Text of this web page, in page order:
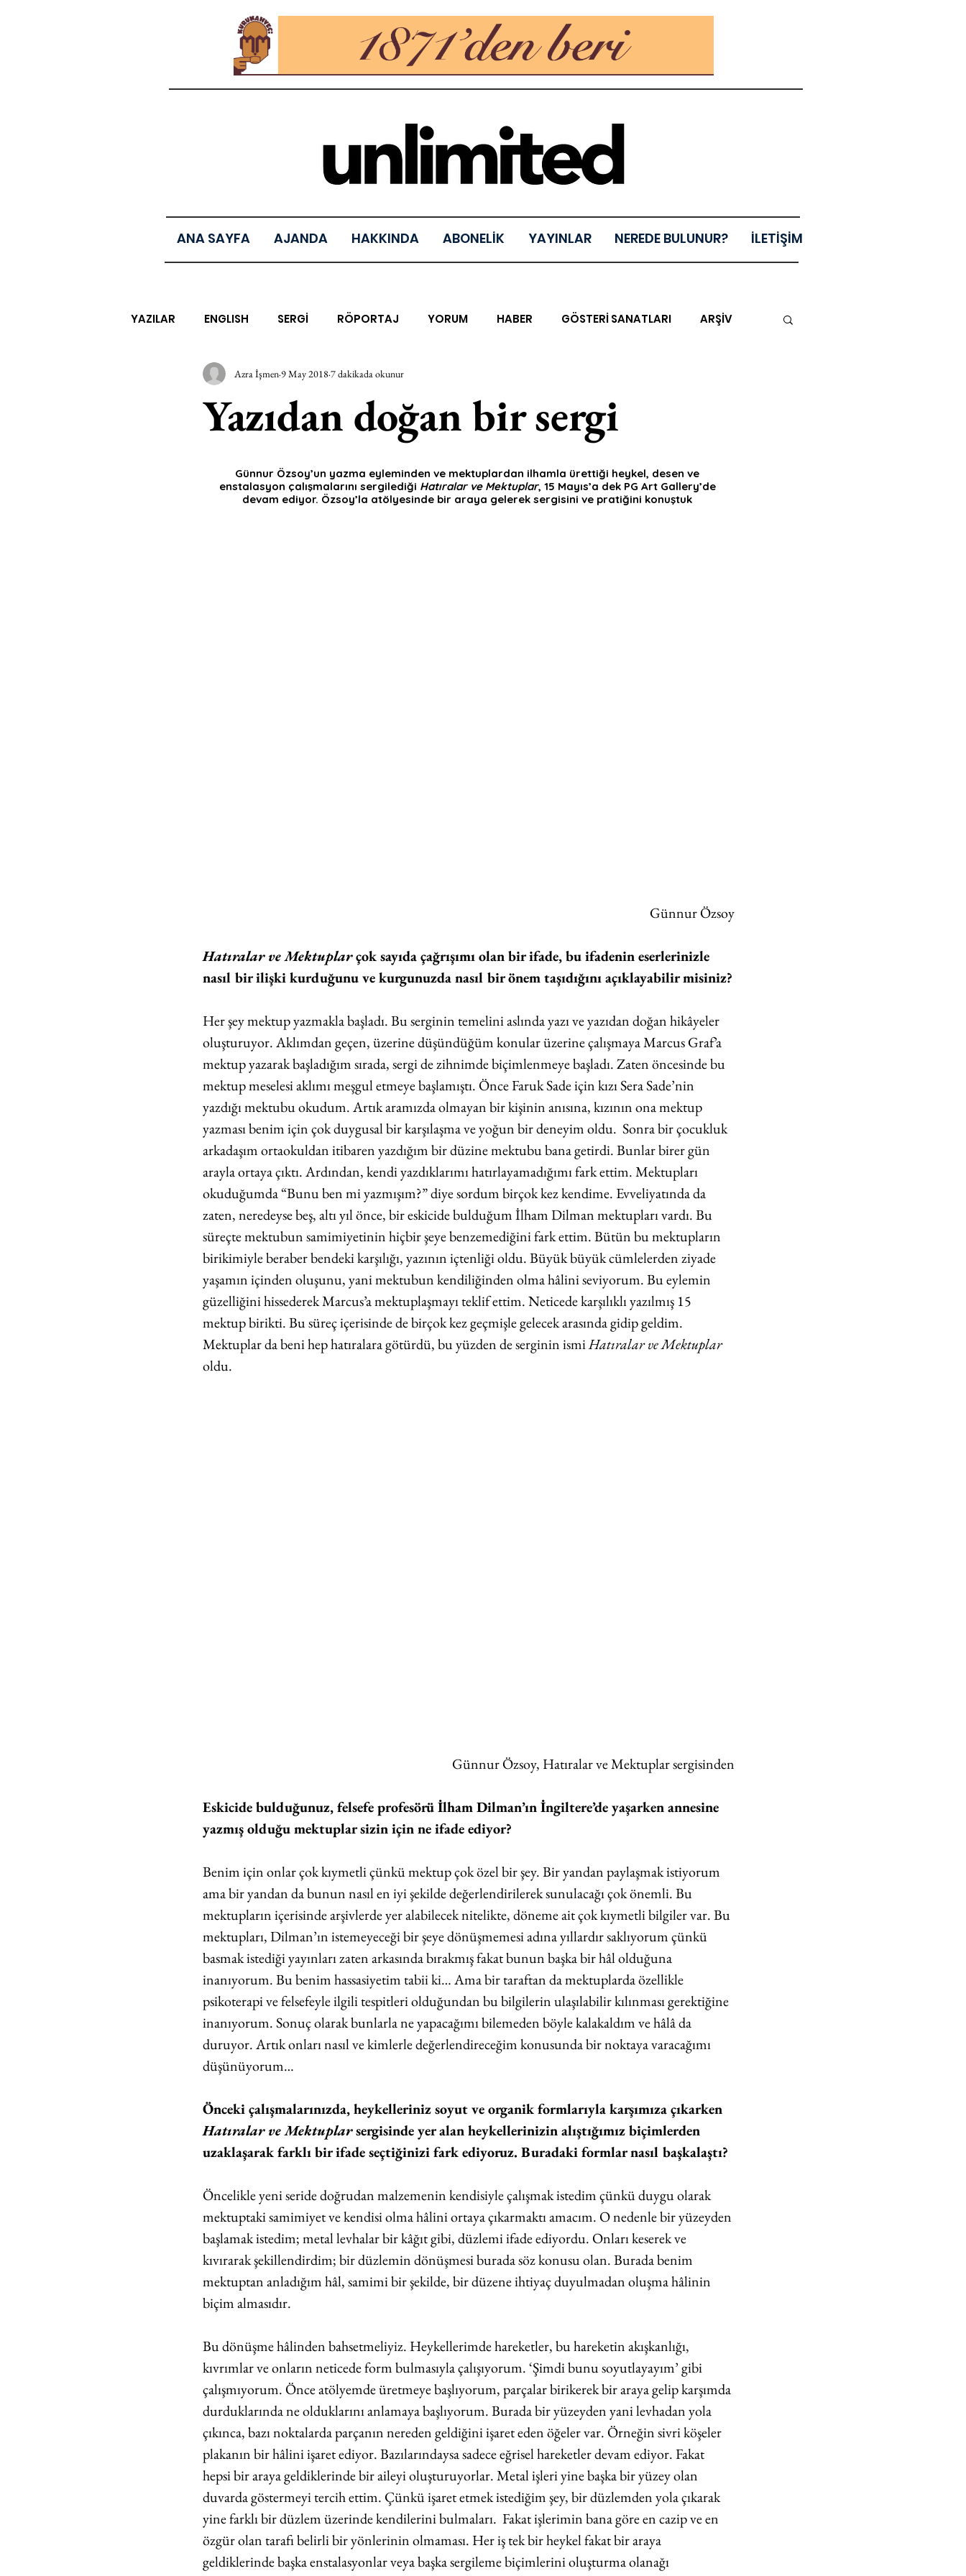
ANA SAYFA AJANDA HAKKINDA ABONELİK YAYINLAR NEREDE BULUNUR? İLETİŞİM
YAZILAR ENGLISH SERGİ RÖPORTAJ YORUM HABER GÖSTERİ SANATLARI ARŞİV
EDEBİYAT SİNEMA ARAŞTIRMA BİENAL
MÜZİK EGZERSİZLER YEL TOZ PORTRELER ON SORULUK SOHBETLER
AK-SAYANLAR #GEÇMİŞTEBUGÜN XXY ODAK: RESİM KIVRIM PARIS UNLIMITED
Yazıdan doğan bir sergi
Azra İşmen 9 May 2018 7 dakikada okunur
Günnur Özsoy’un yazma eyleminden ve mektuplardan ilhamla ürettiği heykel, desen ve
enstalasyon çalışmalarını sergilediği Hatıralar ve Mektuplar, 15 Mayıs’a dek PG Art Gallery’de
devam ediyor. Özsoy’la atölyesinde bir araya gelerek sergisini ve pratiğini konuştuk
Günnur Özsoy
Hatıralar ve Mektuplar çok sayıda çağrışımı olan bir ifade, bu ifadenin eserlerinizle
nasıl bir ilişki kurduğunu ve kurgunuzda nasıl bir önem taşıdığını açıklayabilir misiniz?
Her şey mektup yazmakla başladı. Bu serginin temelini aslında yazı ve yazıdan doğan hikâyeler
oluşturuyor. Aklımdan geçen, üzerine düşündüğüm konular üzerine çalışmaya Marcus Graf’a
mektup yazarak başladığım sırada, sergi de zihnimde biçimlenmeye başladı. Zaten öncesinde bu
mektup meselesi aklımı meşgul etmeye başlamıştı. Önce Faruk Sade için kızı Sera Sade’nin
yazdığı mektubu okudum. Artık aramızda olmayan bir kişinin anısına, kızının ona mektup
yazması benim için çok duygusal bir karşılaşma ve yoğun bir deneyim oldu.  Sonra bir çocukluk
arkadaşım ortaokuldan itibaren yazdığım bir düzine mektubu bana getirdi. Bunlar birer gün
arayla ortaya çıktı. Ardından, kendi yazdıklarımı hatırlayamadığımı fark ettim. Mektupları
okuduğumda “Bunu ben mi yazmışım?” diye sordum birçok kez kendime. Evveliyatında da
zaten, neredeyse beş, altı yıl önce, bir eskicide bulduğum İlham Dilman mektupları vardı. Bu
süreçte mektubun samimiyetinin hiçbir şeye benzemediğini fark ettim. Bütün bu mektupların
birikimiyle beraber bendeki karşılığı, yazının içtenliği oldu. Büyük büyük cümlelerden ziyade
yaşamın içinden oluşunu, yani mektubun kendiliğinden olma hâlini seviyorum. Bu eylemin
güzelliğini hissederek Marcus’a mektuplaşmayı teklif ettim. Neticede karşılıklı yazılmış 15
mektup birikti. Bu süreç içerisinde de birçok kez geçmişle gelecek arasında gidip geldim.
Mektuplar da beni hep hatıralara götürdü, bu yüzden de serginin ismi Hatıralar ve Mektuplar
oldu.
Günnur Özsoy, Hatıralar ve Mektuplar sergisinden
Eskicide bulduğunuz, felsefe profesörü İlham Dilman’ın İngiltere’de yaşarken annesine
yazmış olduğu mektuplar sizin için ne ifade ediyor?
Benim için onlar çok kıymetli çünkü mektup çok özel bir şey. Bir yandan paylaşmak istiyorum
ama bir yandan da bunun nasıl en iyi şekilde değerlendirilerek sunulacağı çok önemli. Bu
mektupların içerisinde arşivlerde yer alabilecek nitelikte, döneme ait çok kıymetli bilgiler var. Bu
mektupları, Dilman’ın istemeyeceği bir şeye dönüşmemesi adına yıllardır saklıyorum çünkü
basmak istediği yayınları zaten arkasında bırakmış fakat bunun başka bir hâl olduğuna
inanıyorum. Bu benim hassasiyetim tabii ki… Ama bir taraftan da mektuplarda özellikle
psikoterapi ve felsefeyle ilgili tespitleri olduğundan bu bilgilerin ulaşılabilir kılınması gerektiğine
inanıyorum. Sonuç olarak bunlarla ne yapacağımı bilemeden böyle kalakaldım ve hâlâ da
duruyor. Artık onları nasıl ve kimlerle değerlendireceğim konusunda bir noktaya varacağımı
düşünüyorum…
Önceki çalışmalarınızda, heykelleriniz soyut ve organik formlarıyla karşımıza çıkarken
Hatıralar ve Mektuplar sergisinde yer alan heykellerinizin alıştığımız biçimlerden
uzaklaşarak farklı bir ifade seçtiğinizi fark ediyoruz. Buradaki formlar nasıl başkalaştı?
Öncelikle yeni seride doğrudan malzemenin kendisiyle çalışmak istedim çünkü duygu olarak
mektuptaki samimiyet ve kendisi olma hâlini ortaya çıkarmaktı amacım. O nedenle bir yüzeyden
başlamak istedim; metal levhalar bir kâğıt gibi, düzlemi ifade ediyordu. Onları keserek ve
kıvırarak şekillendirdim; bir düzlemin dönüşmesi burada söz konusu olan. Burada benim
mektuptan anladığım hâl, samimi bir şekilde, bir düzene ihtiyaç duyulmadan oluşma hâlinin
biçim almasıdır.
Bu dönüşme hâlinden bahsetmeliyiz. Heykellerimde hareketler, bu hareketin akışkanlığı,
kıvrımlar ve onların neticede form bulmasıyla çalışıyorum. ‘Şimdi bunu soyutlayayım’ gibi
çalışmıyorum. Önce atölyemde üretmeye başlıyorum, parçalar birikerek bir araya gelip karşımda
durduklarında ne olduklarını anlamaya başlıyorum. Burada bir yüzeyden yani levhadan yola
çıkınca, bazı noktalarda parçanın nereden geldiğini işaret eden öğeler var. Örneğin sivri köşeler
plakanın bir hâlini işaret ediyor. Bazılarındaysa sadece eğrisel hareketler devam ediyor. Fakat
hepsi bir araya geldiklerinde bir aileyi oluşturuyorlar. Metal işleri yine başka bir yüzey olan
duvarda göstermeyi tercih ettim. Çünkü işaret etmek istediğim şey, bir düzlemden yola çıkarak
yine farklı bir düzlem üzerinde kendilerini bulmaları.  Fakat işlerimin bana göre en cazip ve en
özgür olan tarafı belirli bir yönlerinin olmaması. Her iş tek bir heykel fakat bir araya
geldiklerinde başka enstalasyonlar veya başka sergileme biçimlerini oluşturma olanağı